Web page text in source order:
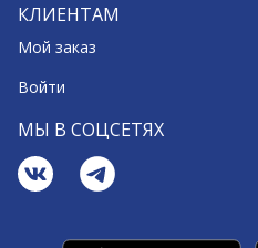
КЛИЕНТАМ
Мой заказ
Войти
МЫ В СОЦСЕТЯХ